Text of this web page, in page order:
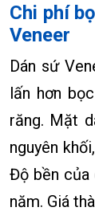
Chi phí
Veneer
Dán sứ
lấn hơn
răng. Mặt
nguyên
Độ bền của
năm. Giá